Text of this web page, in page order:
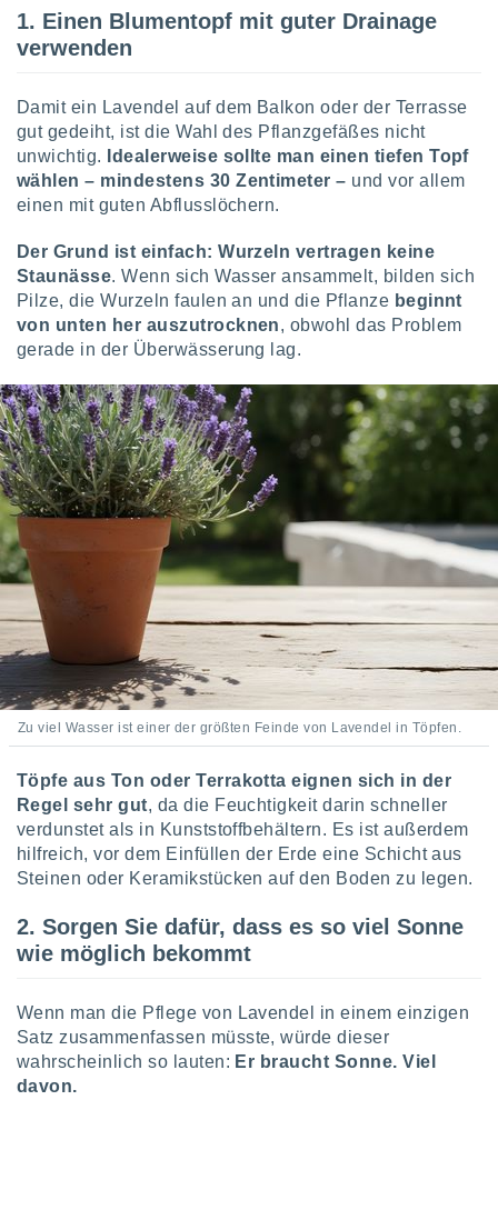
und
Sie
klicken.
und
oder
Adressen
zu
und diese
Einige
eines
Sie
dies zu
Sie Ihre
jederzeit
indem
" oder
oder
1. Einen Blumentopf mit guter Drainage
verwenden
Damit ein Lavendel auf dem Balkon oder der Terrasse
gut gedeiht, ist die Wahl des Pflanzgefäßes nicht
unwichtig.
Idealerweise sollte man einen tiefen Topf
wählen – mindestens 30 Zentimeter – und vor allem
einen mit guten Abflusslöchern.
Der Grund ist einfach: Wurzeln vertragen keine
Staunässe. Wenn sich Wasser ansammelt, bilden sich
Pilze, die Wurzeln faulen an und die Pflanze beginnt
von unten her auszutrocknen, obwohl das Problem
gerade in der Überwässerung lag.
Zu viel Wasser ist einer der größten Feinde von Lavendel in Töpfen.
Töpfe aus Ton oder Terrakotta eignen sich in der
Regel sehr gut, da die Feuchtigkeit darin schneller
verdunstet als in Kunststoffbehältern. Es ist außerdem
hilfreich, vor dem Einfüllen der Erde eine Schicht aus
Steinen oder Keramikstücken auf den Boden zu legen.
2. Sorgen Sie dafür, dass es so viel Sonne
wie möglich bekommt
Wenn man die Pflege von Lavendel in einem einzigen
Satz zusammenfassen müsste, würde dieser
wahrscheinlich so lauten: Er braucht Sonne. Viel
davon.